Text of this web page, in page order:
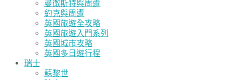
曼徹斯特與周遭
約克與周遭
英國旅遊全攻略
英國旅遊入門系列
英國城市攻略
英國多日遊行程
瑞士
蘇黎世